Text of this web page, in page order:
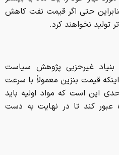
حتی اگر قیمت نفت کاهش
تولید نخواهند کرد.
بنیاد غیرحزبی پژوهش سیاست
قیمت بنزین معمولاً با سرعت
این است که مواد اولیه باید
کند تا در نهایت به دست